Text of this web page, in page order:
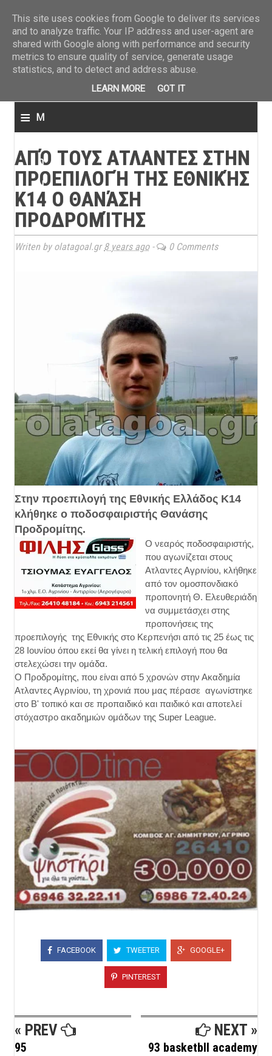
≡ M
n
u
ΑΠΌ ΤΟΥΣ ΑΤΛΑΝΤΕΣ ΣΤΗΝ
ΠΡΟΕΠΙΛΟΓΉ ΤΗΣ ΕΘΝΙΚΉΣ
Κ14 Ο ΘΑΝΆΣΗ
ΠΡΟΔΡΟΜΊΤΗΣ
Writen by olatagoal.gr8 years ago- 0 Comments
Στην προεπιλογή της Εθνικής Ελλάδος Κ14
κλήθηκε ο ποδοσφαιριστής Θανάσης
Προδρομίτης.
Ο νεαρός ποδοσφαιριστής,
που αγωνίζεται στους
Ατλαντες Αγρινίου, κλήθηκε
από τον ομοσπονδιακό
προπονητή Θ. Ελευθεριάδη
να συμμετάσχει στης
προπονήσεις της
προεπιλογής της Εθνικής στο Κερπενήσι από τις 25 έως τις
28 Ιουνίου όπου εκεί θα γίνει η τελική επιλογή που θα
στελεχώσει την ομάδα.
Ο Προδρομίτης, που είναι από 5 χρονών στην Ακαδημία
Ατλαντες Αγρινίου, τη χρονιά που μας πέρασε αγωνίστηκε
στο Β' τοπικό και σε προπαιδικό και παιδικό και αποτελεί
στόχαστρο ακαδημιών ομάδων της Super League.
FACEBOOK TWEETER GOOGLE+
PINTEREST
« PREV
95
NEXT »
93 basketbll academy
This site uses cookies from Google to deliver its services
and to analyze traffic. Your IP address and user-agent are
shared with Google along with performance and security
metrics to ensure quality of service, generate usage
statistics, and to detect and address abuse.
LEARN MORE GOT IT